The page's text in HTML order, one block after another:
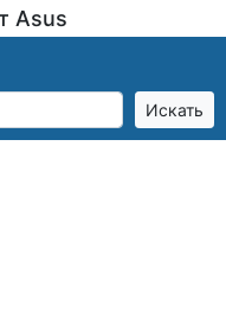
Asus